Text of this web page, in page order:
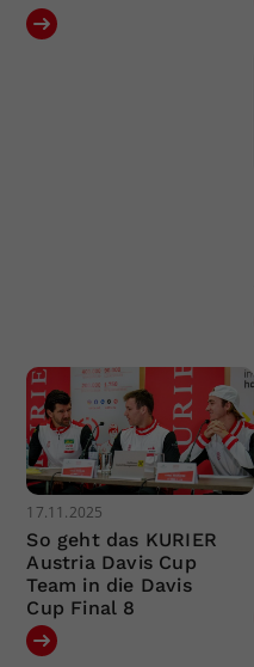
17.11.2025
So geht das KURIER
Austria Davis Cup
Team in die Davis
Cup Final 8